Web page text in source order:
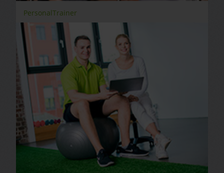
PersonalTrainer